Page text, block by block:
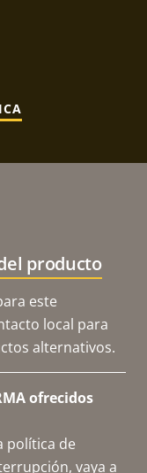
producto
este
local para
alternativos.
ofrecidos
política de
vaya a